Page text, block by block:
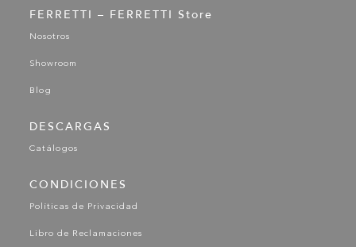
FERRETTI – FERRETTI Store
Nosotros
Showroom
Blog
DESCARGAS
Catálogos
CONDICIONES
Políticas de Privacidad
Libro de Reclamaciones